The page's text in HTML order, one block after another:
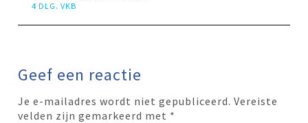
4 DLG. VKB
Geef een reactie
Je e-mailadres wordt niet gepubliceerd. Vereiste
velden zijn gemarkeerd met *